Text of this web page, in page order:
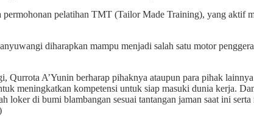
pelatihan TMT (Tailor Made Training), yang aktif
diharapkan mampu menjadi salah satu motor
A’Yunin berharap pihaknya ataupun para pihak
meningkatkan kompetensi untuk siap masuki dunia kerja.
loker di bumi blambangan sesuai tantangan jaman saat ini